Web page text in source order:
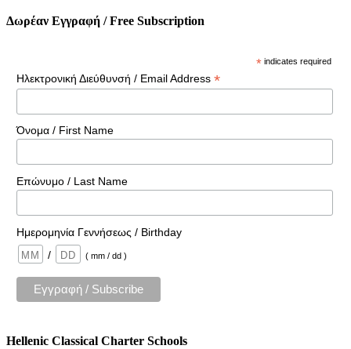
Δωρέαν Εγγραφή / Free Subscription
* indicates required
Ηλεκτρονική Διεύθυνσή / Email Address *
Όνομα / First Name
Επώνυμο / Last Name
Ημερομηνία Γεννήσεως / Birthday
/
( mm / dd )
Hellenic Classical Charter Schools